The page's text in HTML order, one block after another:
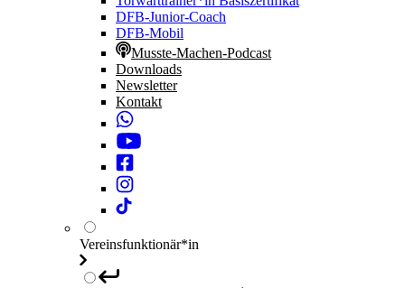
DFB-Junior-Coach
DFB-Mobil
Musste-Machen-Podcast
Downloads
Newsletter
Kontakt
Vereinsfunktionär*in